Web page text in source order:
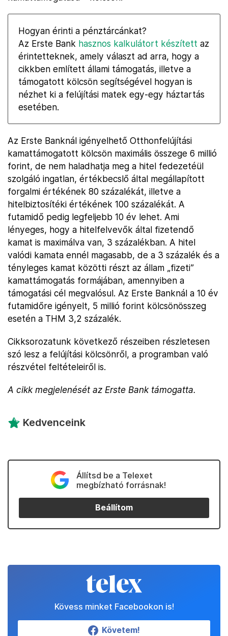
Hogyan érinti a pénztárcánkat?
Az Erste Bank hasznos kalkulátort készített az
érintetteknek, amely választ ad arra, hogy a
cikkben említett állami támogatás, illetve a
támogatott kölcsön segítségével hogyan is
nézhet ki a felújítási matek egy-egy háztartás
esetében.
Az Erste Banknál igényelhető Otthonfelújítási
kamattámogatott kölcsön maximális összege 6 millió
forint, de nem haladhatja meg a hitel fedezetéül
szolgáló ingatlan, értékbecslő által megállapított
forgalmi értékének 80 százalékát, illetve a
hitelbiztosítéki értékének 100 százalékát. A
futamidő pedig legfeljebb 10 év lehet. Ami
lényeges, hogy a hitelfelvevők által fizetendő
kamat is maximálva van, 3 százalékban. A hitel
valódi kamata ennél magasabb, de a 3 százalék és a
tényleges kamat közötti részt az állam „fizeti”
kamattámogatás formájában, amennyiben a
támogatási cél megvalósul. Az Erste Banknál a 10 év
futamidőre igényelt, 5 millió forint kölcsönösszeg
esetén a THM 3,2 százalék.
Cikksorozatunk következő részeiben részletesen
szó lesz a felújítási kölcsönről, a programban való
részvétel feltételeiről is.
A cikk megjelenését az Erste Bank támogatta.
Kedvenceink
Állítsd be a Telexet
megbízható forrásnak!
Beállítom
Kövess minket Facebookon is!
Követem!